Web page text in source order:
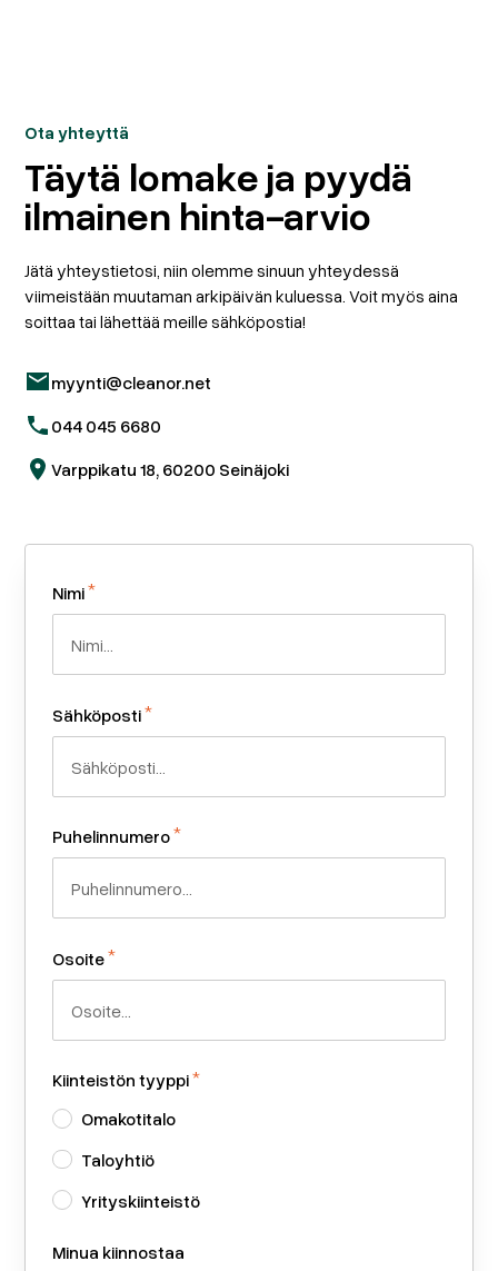
Ota yhteyttä
Täytä lomake ja pyydä
ilmainen hinta-arvio
Jätä yhteystietosi, niin olemme sinuun yhteydessä
viimeistään muutaman arkipäivän kuluessa. Voit myös aina
soittaa tai lähettää meille sähköpostia!
myynti@cleanor.net
044 045 6680
Varppikatu 18, 60200 Seinäjoki
Nimi *
Sähköposti *
Puhelinnumero *
Osoite *
Kiinteistön tyyppi *
Omakotitalo
Taloyhtiö
Yrityskiinteistö
Minua kiinnostaa